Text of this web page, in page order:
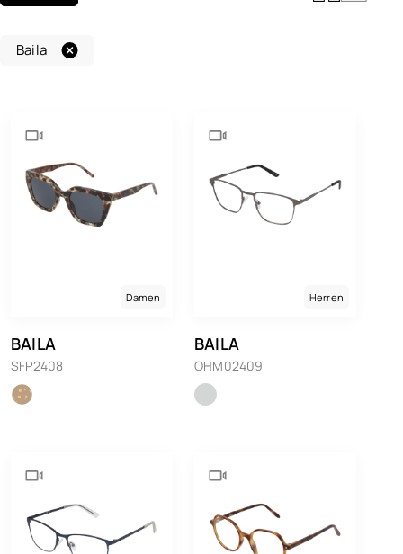
Baila
Damen
BAILA
SFP2408
Herren
BAILA
OHM02409